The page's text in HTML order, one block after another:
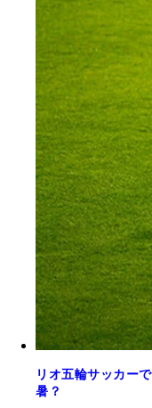
リオ五輪サッカー
暑？